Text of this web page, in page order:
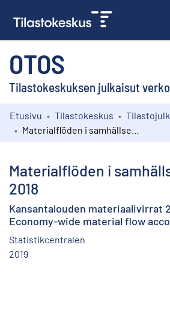
OTOS
Tilastokeskuksen julkaisut
Kokoelmat
Etusivu Tilastokeskus
Materialflöden i
2018
Kansantalouden materiaalivirrat
Economy-wide material flow
Statistikcentralen
2019